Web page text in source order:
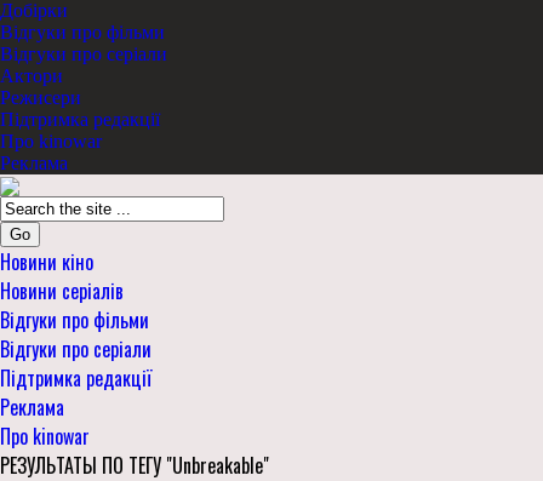
Добірки
Відгуки про фільми
Відгуки про серіали
Актори
Режисери
Підтримка редакції
Про kinowar
Реклама
Go
Новини кіно
Новини серіалів
Відгуки про фільми
Відгуки про серіали
Підтримка редакції
Реклама
Про kinowar
РЕЗУЛЬТАТЫ ПО ТЕГУ "Unbreakable"